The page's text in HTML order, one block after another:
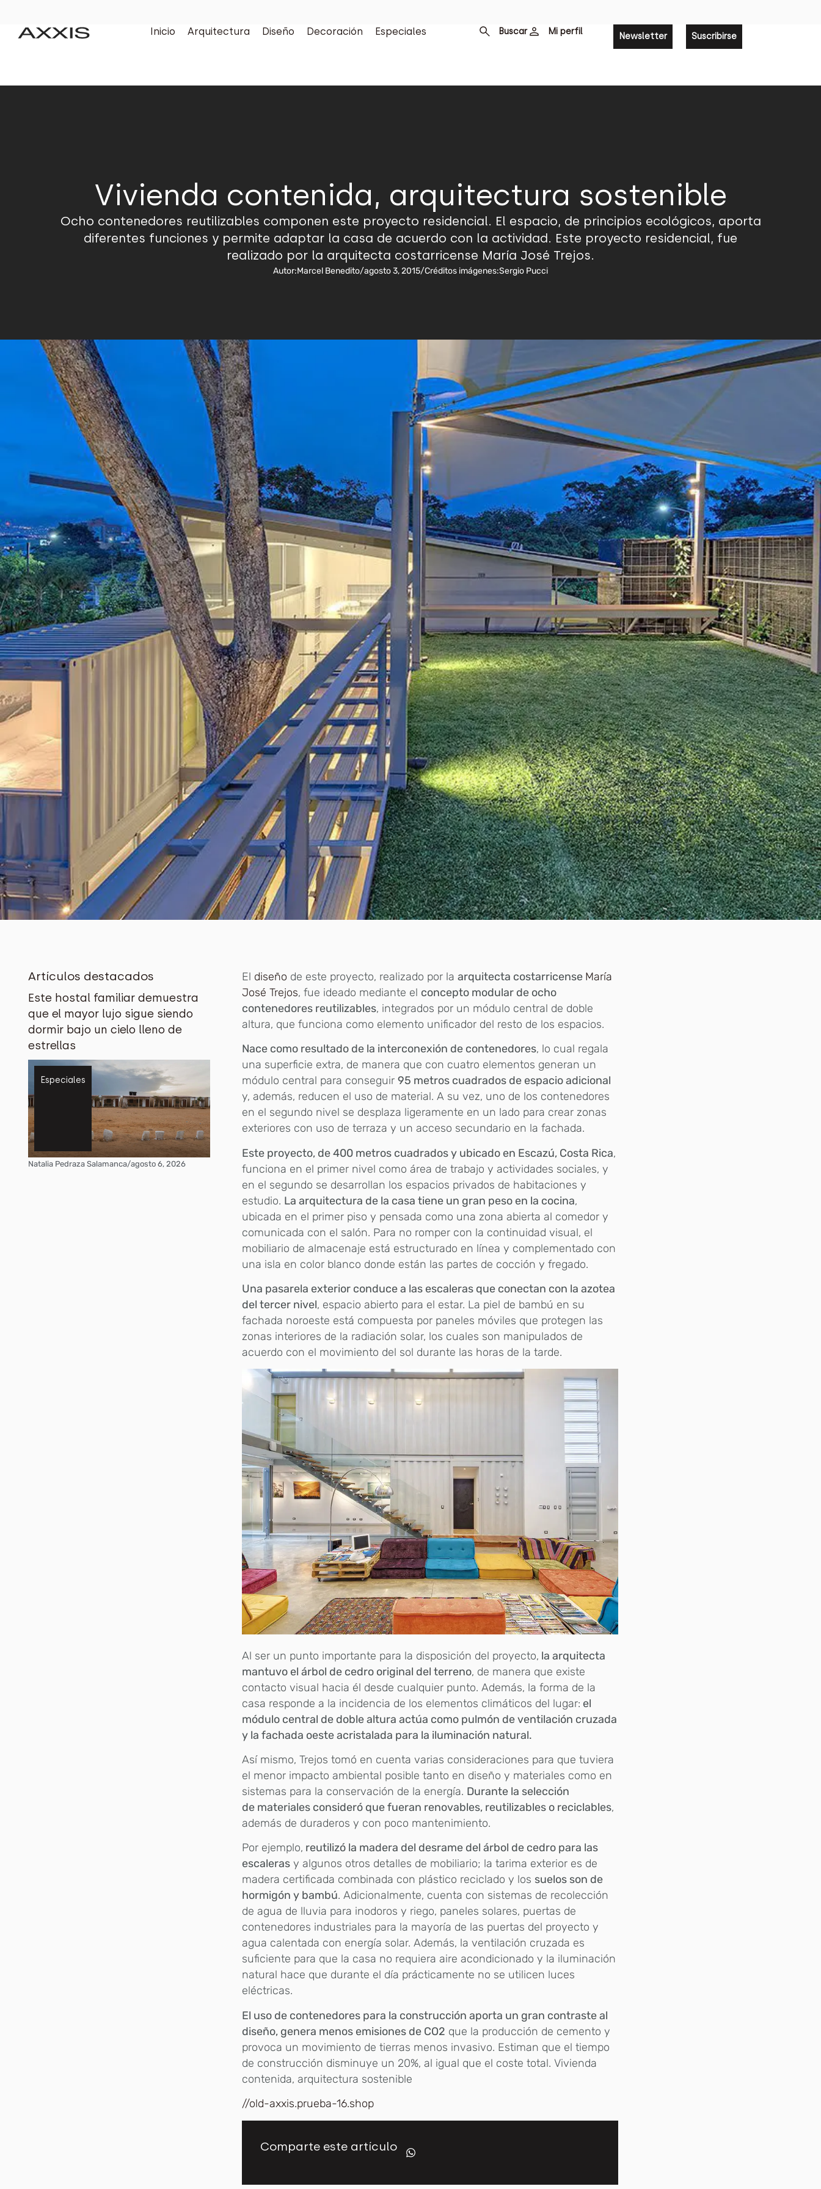
Inicio Arquitectura Diseño Decoración Especiales Buscar Mi perfil Newsletter Suscribirse
Vivienda contenida, arquitectura sostenible
Ocho contenedores reutilizables componen este proyecto residencial. El espacio, de principios ecológicos, aporta
diferentes funciones y permite adaptar la casa de acuerdo con la actividad. Este proyecto residencial, fue
realizado por la arquitecta costarricense María José Trejos.
Autor:Marcel Benedito/agosto 3, 2015/Créditos imágenes:Sergio Pucci
Artículos destacados
Este hostal familiar demuestra
que el mayor lujo sigue siendo
dormir bajo un cielo lleno de
estrellas
Especiales
Natalia Pedraza Salamanca/agosto 6, 2026
El diseño de este proyecto, realizado por laarquitecta costarricense María
José Trejos, fue ideado mediante el concepto modular de ocho
contenedores reutilizables, integrados por un módulo central de doble
altura, que funciona como elemento unificador del resto de los espacios.
Nace como resultado de la interconexión de contenedores, lo cual regala
una superficie extra, de manera que con cuatro elementos generan un
módulo central para conseguir95 metros cuadrados de espacio adicional
y, además, reducen el uso de material. A su vez, uno de los contenedores
en el segundo nivel se desplaza ligeramente en un lado para crear zonas
exteriores con uso de terraza y un acceso secundario en la fachada.
Este proyecto, de 400 metros cuadrados y ubicado en Escazú, Costa Rica,
funciona en el primer nivel como área de trabajo y actividades sociales, y
en el segundo se desarrollan los espacios privados de habitaciones y
estudio. La arquitectura de la casa tiene un gran peso en la cocina,
ubicada en el primer piso y pensada como una zona abierta al comedor y
comunicada con el salón. Para no romper con la continuidad visual, el
mobiliario de almacenaje está estructurado en línea y complementado con
una isla en color blanco donde están las partes de cocción y fregado.
Una pasarela exterior conduce a las escaleras que conectan con la azotea
del tercer nivel, espacio abierto para el estar. La piel de bambú en su
fachada noroeste está compuesta por paneles móviles que protegen las
zonas interiores de la radiación solar, los cuales son manipulados de
acuerdo con el movimiento del sol durante las horas de la tarde.
Al ser un punto importante para la disposición del proyecto, la arquitecta
mantuvo el árbol de cedro original del terreno, de manera que existe
contacto visual hacia él desde cualquier punto. Además, la forma de la
casa responde a la incidencia de los elementos climáticos del lugar: el
módulo central de doble altura actúa como pulmón de ventilación cruzada
y la fachada oeste acristalada para la iluminación natural.
Así mismo, Trejos tomó en cuenta varias consideraciones para que tuviera
el menor impacto ambiental posible tanto en diseño y materiales como en
sistemas para la conservación de la energía. Durante la selección
de materiales consideró que fueran renovables, reutilizables o reciclables,
además de duraderos y con poco mantenimiento.
Por ejemplo, reutilizó la madera del desrame del árbol de cedro para las
escaleras y algunos otros detalles de mobiliario; la tarima exterior es de
madera certificada combinada con plástico reciclado y los suelos son de
hormigón y bambú. Adicionalmente, cuenta con sistemas de recolección
de agua de lluvia para inodoros y riego, paneles solares, puertas de
contenedores industriales para la mayoría de las puertas del proyecto y
agua calentada con energía solar. Además, la ventilación cruzada es
suficiente para que la casa no requiera aire acondicionado y la iluminación
natural hace que durante el día prácticamente no se utilicen luces
eléctricas.
El uso de contenedores para la construcción aporta un gran contraste al
diseño, genera menos emisiones de CO2 que la producción de cemento y
provoca un movimiento de tierras menos invasivo. Estiman que el tiempo
de construcción disminuye un 20%, al igual que el coste total. Vivienda
contenida, arquitectura sostenible
//old-axxis.prueba-16.shop
Comparte este artículo